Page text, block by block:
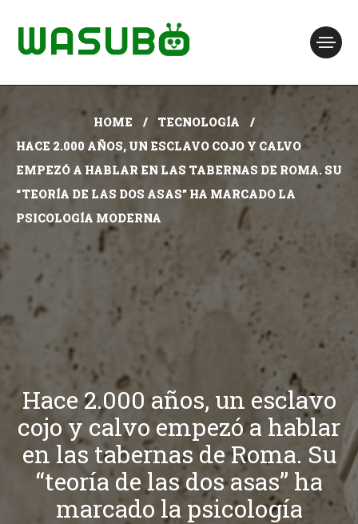
HOME
TECNOLOGÍA
HACE 2.000 AÑOS, UN ESCLAVO COJO Y CALVO
EMPEZÓ A HABLAR EN LAS TABERNAS DE ROMA. SU
“TEORÍA DE LAS DOS ASAS” HA MARCADO LA
PSICOLOGÍA MODERNA
Hace 2.000 años, un esclavo
cojo y calvo empezó a hablar
en las tabernas de Roma. Su
“teoría de las dos asas” ha
marcado la psicología